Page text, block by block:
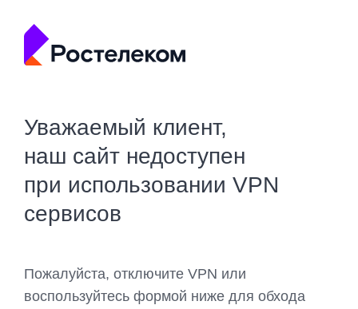
Уважаемый клиент,
наш сайт недоступен
при использовании VPN
сервисов
Пожалуйста, отключите VPN или
воспользуйтесь формой ниже для обхода